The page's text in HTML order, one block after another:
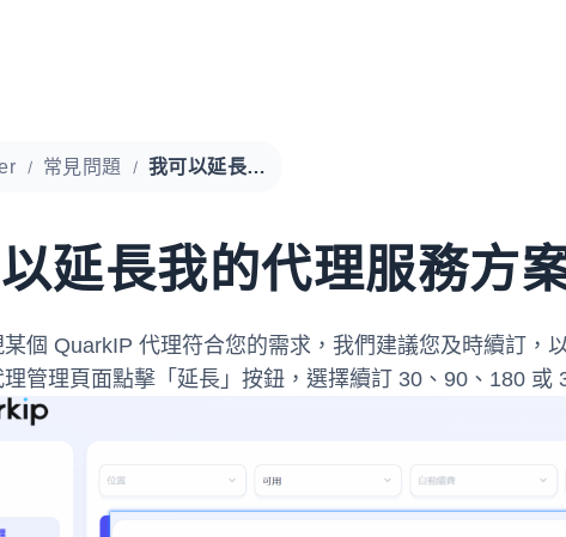
常見問題 我可以延長我的代理服務方案嗎？
延長我的代理服務方
個 QuarkIP 代理符合您的需求，我們建議您及時續訂，
管理頁面點擊「延長」按鈕，選擇續訂 30、90、180 或